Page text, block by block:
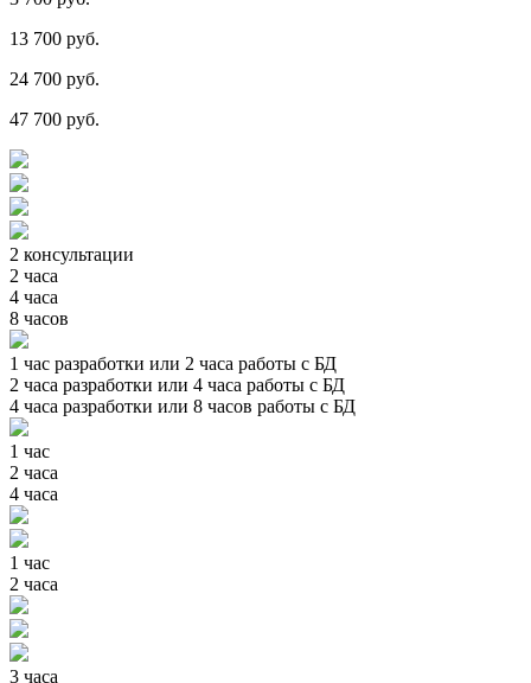
13 700 руб.
24 700 руб.
47 700 руб.
2 консультации
2 часа
4 часа
8 часов
1 час разработки или 2 часа работы с БД
2 часа разработки или 4 часа работы с БД
4 часа разработки или 8 часов работы с БД
1 час
2 часа
4 часа
1 час
2 часа
3 часа